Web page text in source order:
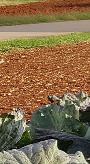
(4 radna mjesta) /
na projektu
projektu
i viši asistent
na projektu